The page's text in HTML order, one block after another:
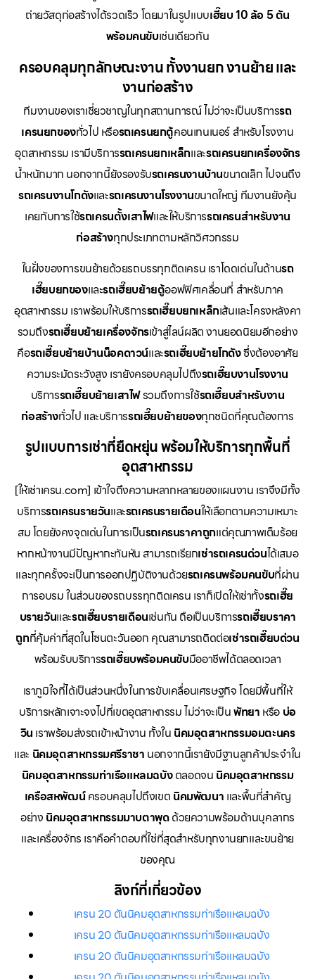
ถ่ายวัสดุก่อสร้างได้รวดเร็ว โดยมาในรูปแบบเฮี๊ยบ 10 ล้อ 5 ตัน
พร้อมคนขับเช่นเดียวกัน
ครอบคลุมทุกลักษณะงาน ทั้งงานยก งานย้าย และ
งานก่อสร้าง
ทีมงานของเราเชี่ยวชาญในทุกสถานการณ์ ไม่ว่าจะเป็นบริการรถ
เครนยกของทั่วไป หรือรถเครนยกตู้คอนเทนเนอร์ สำหรับโรงงาน
อุตสาหกรรม เรามีบริการรถเครนยกเหล็กและรถเครนยกเครื่องจักร
น้ำหนักมาก นอกจากนี้ยังรองรับรถเครนงานบ้านขนาดเล็ก ไปจนถึง
รถเครนงานโกดังและรถเครนงานโรงงานขนาดใหญ่ ทีมงานยังคุ้น
เคยกับการใช้รถเครนตั้งเสาไฟและให้บริการรถเครนสำหรับงาน
ก่อสร้างทุกประเภทตามหลักวิศวกรรม
ในฝั่งของการขนย้ายด้วยรถบรรทุกติดเครน เราโดดเด่นในด้านรถ
เฮี๊ยบยกของและรถเฮี๊ยบย้ายตู้ออฟฟิศเคลื่อนที่ สำหรับภาค
อุตสาหกรรม เราพร้อมให้บริการรถเฮี๊ยบยกเหล็กเส้นและโครงหลังคา
รวมถึงรถเฮี๊ยบย้ายเครื่องจักรเข้าสู่ไลน์ผลิต งานยอดนิยมอีกอย่าง
คือรถเฮี๊ยบย้ายบ้านน็อคดาวน์และรถเฮี๊ยบย้ายโกดังซึ่งต้องอาศัย
ความระมัดระวังสูง เรายังครอบคลุมไปถึงรถเฮี๊ยบงานโรงงาน
บริการรถเฮี๊ยบย้ายเสาไฟรวมถึงการใช้รถเฮี๊ยบสำหรับงาน
ก่อสร้างทั่วไป และบริการรถเฮี๊ยบย้ายของทุกชนิดที่คุณต้องการ
รูปแบบการเช่าที่ยืดหยุ่น พร้อมให้บริการทุกพื้นที่
อุตสาหกรรม
[ให้เช่าเครน.com] เข้าใจถึงความหลากหลายของแผนงาน เราจึงมีทั้ง
บริการรถเครนรายวันและรถเครนรายเดือนให้เลือกตามความเหมาะ
สม โดยยังคงจุดเด่นในการเป็นรถเครนราคาถูกแต่คุณภาพเต็มร้อย
หากหน้างานมีปัญหากะทันหัน สามารถเรียกเช่ารถเครนด่วนได้เสมอ
และทุกครั้งจะเป็นการออกปฏิบัติงานด้วยรถเครนพร้อมคนขับที่ผ่าน
การอบรม ในส่วนของรถบรรทุกติดเครน เราก็เปิดให้เช่าทั้งรถเฮี๊ย
บรายวันและรถเฮี๊ยบรายเดือนเช่นกัน ถือเป็นบริการรถเฮี๊ยบราคา
ถูกที่คุ้มค่าที่สุดในโซนตะวันออก คุณสามารถติดต่อเช่ารถเฮี๊ยบด่วน
พร้อมรับบริการรถเฮี๊ยบพร้อมคนขับมืออาชีพได้ตลอดเวลา
เราภูมิใจที่ได้เป็นส่วนหนึ่งในการขับเคลื่อนเศรษฐกิจ โดยมีพื้นที่ให้
บริการหลักเจาะจงไปที่เขตอุตสาหกรรม ไม่ว่าจะเป็นพัทยา หรือ บ่อ
วิน เราพร้อมส่งรถเข้าหน้างาน ทั้งใน นิคมอุตสาหกรรมอมตะนคร
และ นิคมอุตสาหกรรมศรีราชา นอกจากนี้เรายังมีฐานลูกค้าประจำใน
นิคมอุตสาหกรรมท่าเรือแหลมฉบังตลอดจน นิคมอุตสาหกรรม
เครือสหพัฒน์ครอบคลุมไปถึงเขต นิคมพัฒนา และพื้นที่สำคัญ
อย่าง นิคมอุตสาหกรรมมาบตาพุดด้วยความพร้อมด้านบุคลากร
และเครื่องจักร เราคือคำตอบที่ใช่ที่สุดสำหรับทุกงานยกและขนย้าย
ของคุณ
ลิงก์ที่เกี่ยวข้อง
เครน 20 ตันนิคมอุตสาหกรรมท่าเรือแหลมฉบัง
เครน 20 ตันนิคมอุตสาหกรรมท่าเรือแหลมฉบัง
เครน 20 ตันนิคมอุตสาหกรรมท่าเรือแหลมฉบัง